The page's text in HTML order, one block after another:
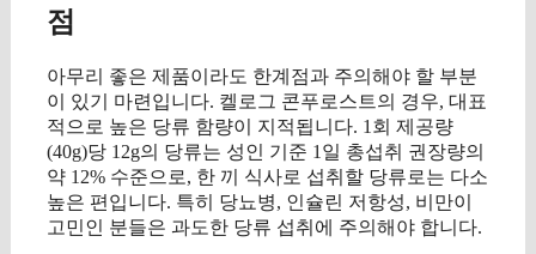
점
아무리 좋은 제품이라도 한계점과 주의해야 할 부분
이 있기 마련입니다. 켈로그 콘푸로스트의 경우, 대표
적으로 높은 당류 함량이 지적됩니다. 1회 제공량
(40g)당 12g의 당류는 성인 기준 1일 총섭취 권장량의
약 12% 수준으로, 한 끼 식사로 섭취할 당류로는 다소
높은 편입니다. 특히 당뇨병, 인슐린 저항성, 비만이
고민인 분들은 과도한 당류 섭취에 주의해야 합니다.